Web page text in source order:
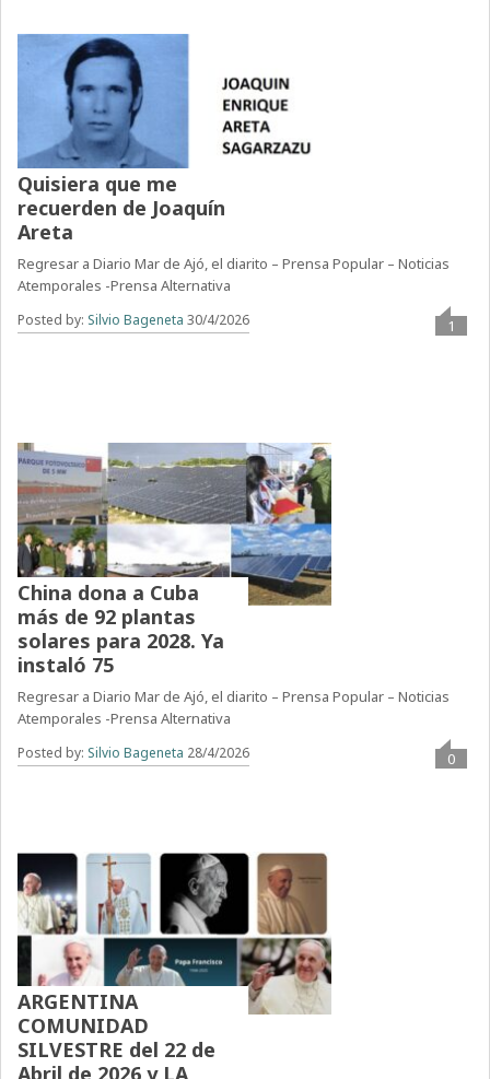
Quisiera que me
recuerden de Joaquín
Areta
Regresar a Diario Mar de Ajó, el diarito – Prensa Popular – Noticias
Atemporales -Prensa Alternativa
Posted by: Silvio Bageneta 30/4/2026 1
China dona a Cuba
más de 92 plantas
solares para 2028. Ya
instaló 75
Regresar a Diario Mar de Ajó, el diarito – Prensa Popular – Noticias
Atemporales -Prensa Alternativa
Posted by: Silvio Bageneta 28/4/2026 0
ARGENTINA
COMUNIDAD
SILVESTRE del 22 de
Abril de 2026 y LA